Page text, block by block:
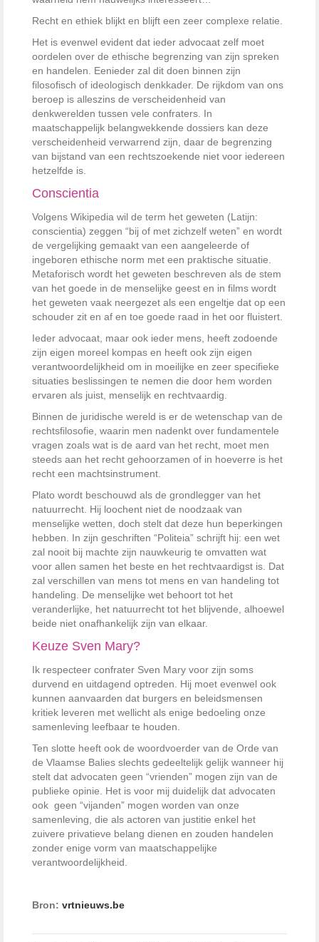
Recht en ethiek blijkt en blijft een zeer complexe relatie.
Het is evenwel evident dat ieder advocaat zelf moet
oordelen over de ethische begrenzing van zijn spreken
en handelen. Eenieder zal dit doen binnen zijn
filosofisch of ideologisch denkkader. De rijkdom van ons
beroep is alleszins de verscheidenheid van
denkwerelden tussen vele confraters. In
maatschappelijk belangwekkende dossiers kan deze
verscheidenheid verwarrend zijn, daar de begrenzing
van bijstand van een rechtszoekende niet voor iedereen
hetzelfde is.
Conscientia
Volgens Wikipedia wil de term het geweten (Latijn:
conscientia) zeggen “bij of met zichzelf weten” en wordt
de vergelijking gemaakt van een aangeleerde of
ingeboren ethische norm met een praktische situatie.
Metaforisch wordt het geweten beschreven als de stem
van het goede in de menselijke geest en in films wordt
het geweten vaak neergezet als een engeltje dat op een
schouder zit en af en toe goede raad in het oor fluistert.
Ieder advocaat, maar ook ieder mens, heeft zodoende
zijn eigen moreel kompas en heeft ook zijn eigen
verantwoordelijkheid om in moeilijke en zeer specifieke
situaties beslissingen te nemen die door hem worden
ervaren als juist, menselijk en rechtvaardig.
Binnen de juridische wereld is er de wetenschap van de
rechtsfilosofie, waarin men nadenkt over fundamentele
vragen zoals wat is de aard van het recht, moet men
steeds aan het recht gehoorzamen of in hoeverre is het
recht een machtsinstrument.
Plato wordt beschouwd als de grondlegger van het
natuurrecht. Hij loochent niet de noodzaak van
menselijke wetten, doch stelt dat deze hun beperkingen
hebben. In zijn geschriften “Politeia” schrijft hij: een wet
zal nooit bij machte zijn nauwkeurig te omvatten wat
voor allen samen het beste en het rechtvaardigst is. Dat
zal verschillen van mens tot mens en van handeling tot
handeling. De menselijke wet behoort tot het
veranderlijke, het natuurrecht tot het blijvende, alhoewel
beide niet onafhankelijk zijn van elkaar.
Keuze Sven Mary?
Ik respecteer confrater Sven Mary voor zijn soms
durvend en uitdagend optreden. Hij moet evenwel ook
kunnen aanvaarden dat burgers en beleidsmensen
kritiek leveren met wellicht als enige bedoeling onze
samenleving leefbaar te houden.
Ten slotte heeft ook de woordvoerder van de Orde van
de Vlaamse Balies slechts gedeeltelijk gelijk wanneer hij
stelt dat advocaten geen “vrienden” mogen zijn van de
publieke opinie. Het is voor mij duidelijk dat advocaten
ook geen “vijanden” mogen worden van onze
samenleving, die als actoren van justitie enkel het
zuivere privatieve belang dienen en zouden handelen
zonder enige vorm van maatschappelijke
verantwoordelijkheid.
Bron: vrtnieuws.be